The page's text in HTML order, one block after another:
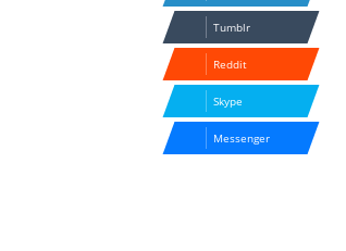
Tumblr
Reddit
Skype
Messenger